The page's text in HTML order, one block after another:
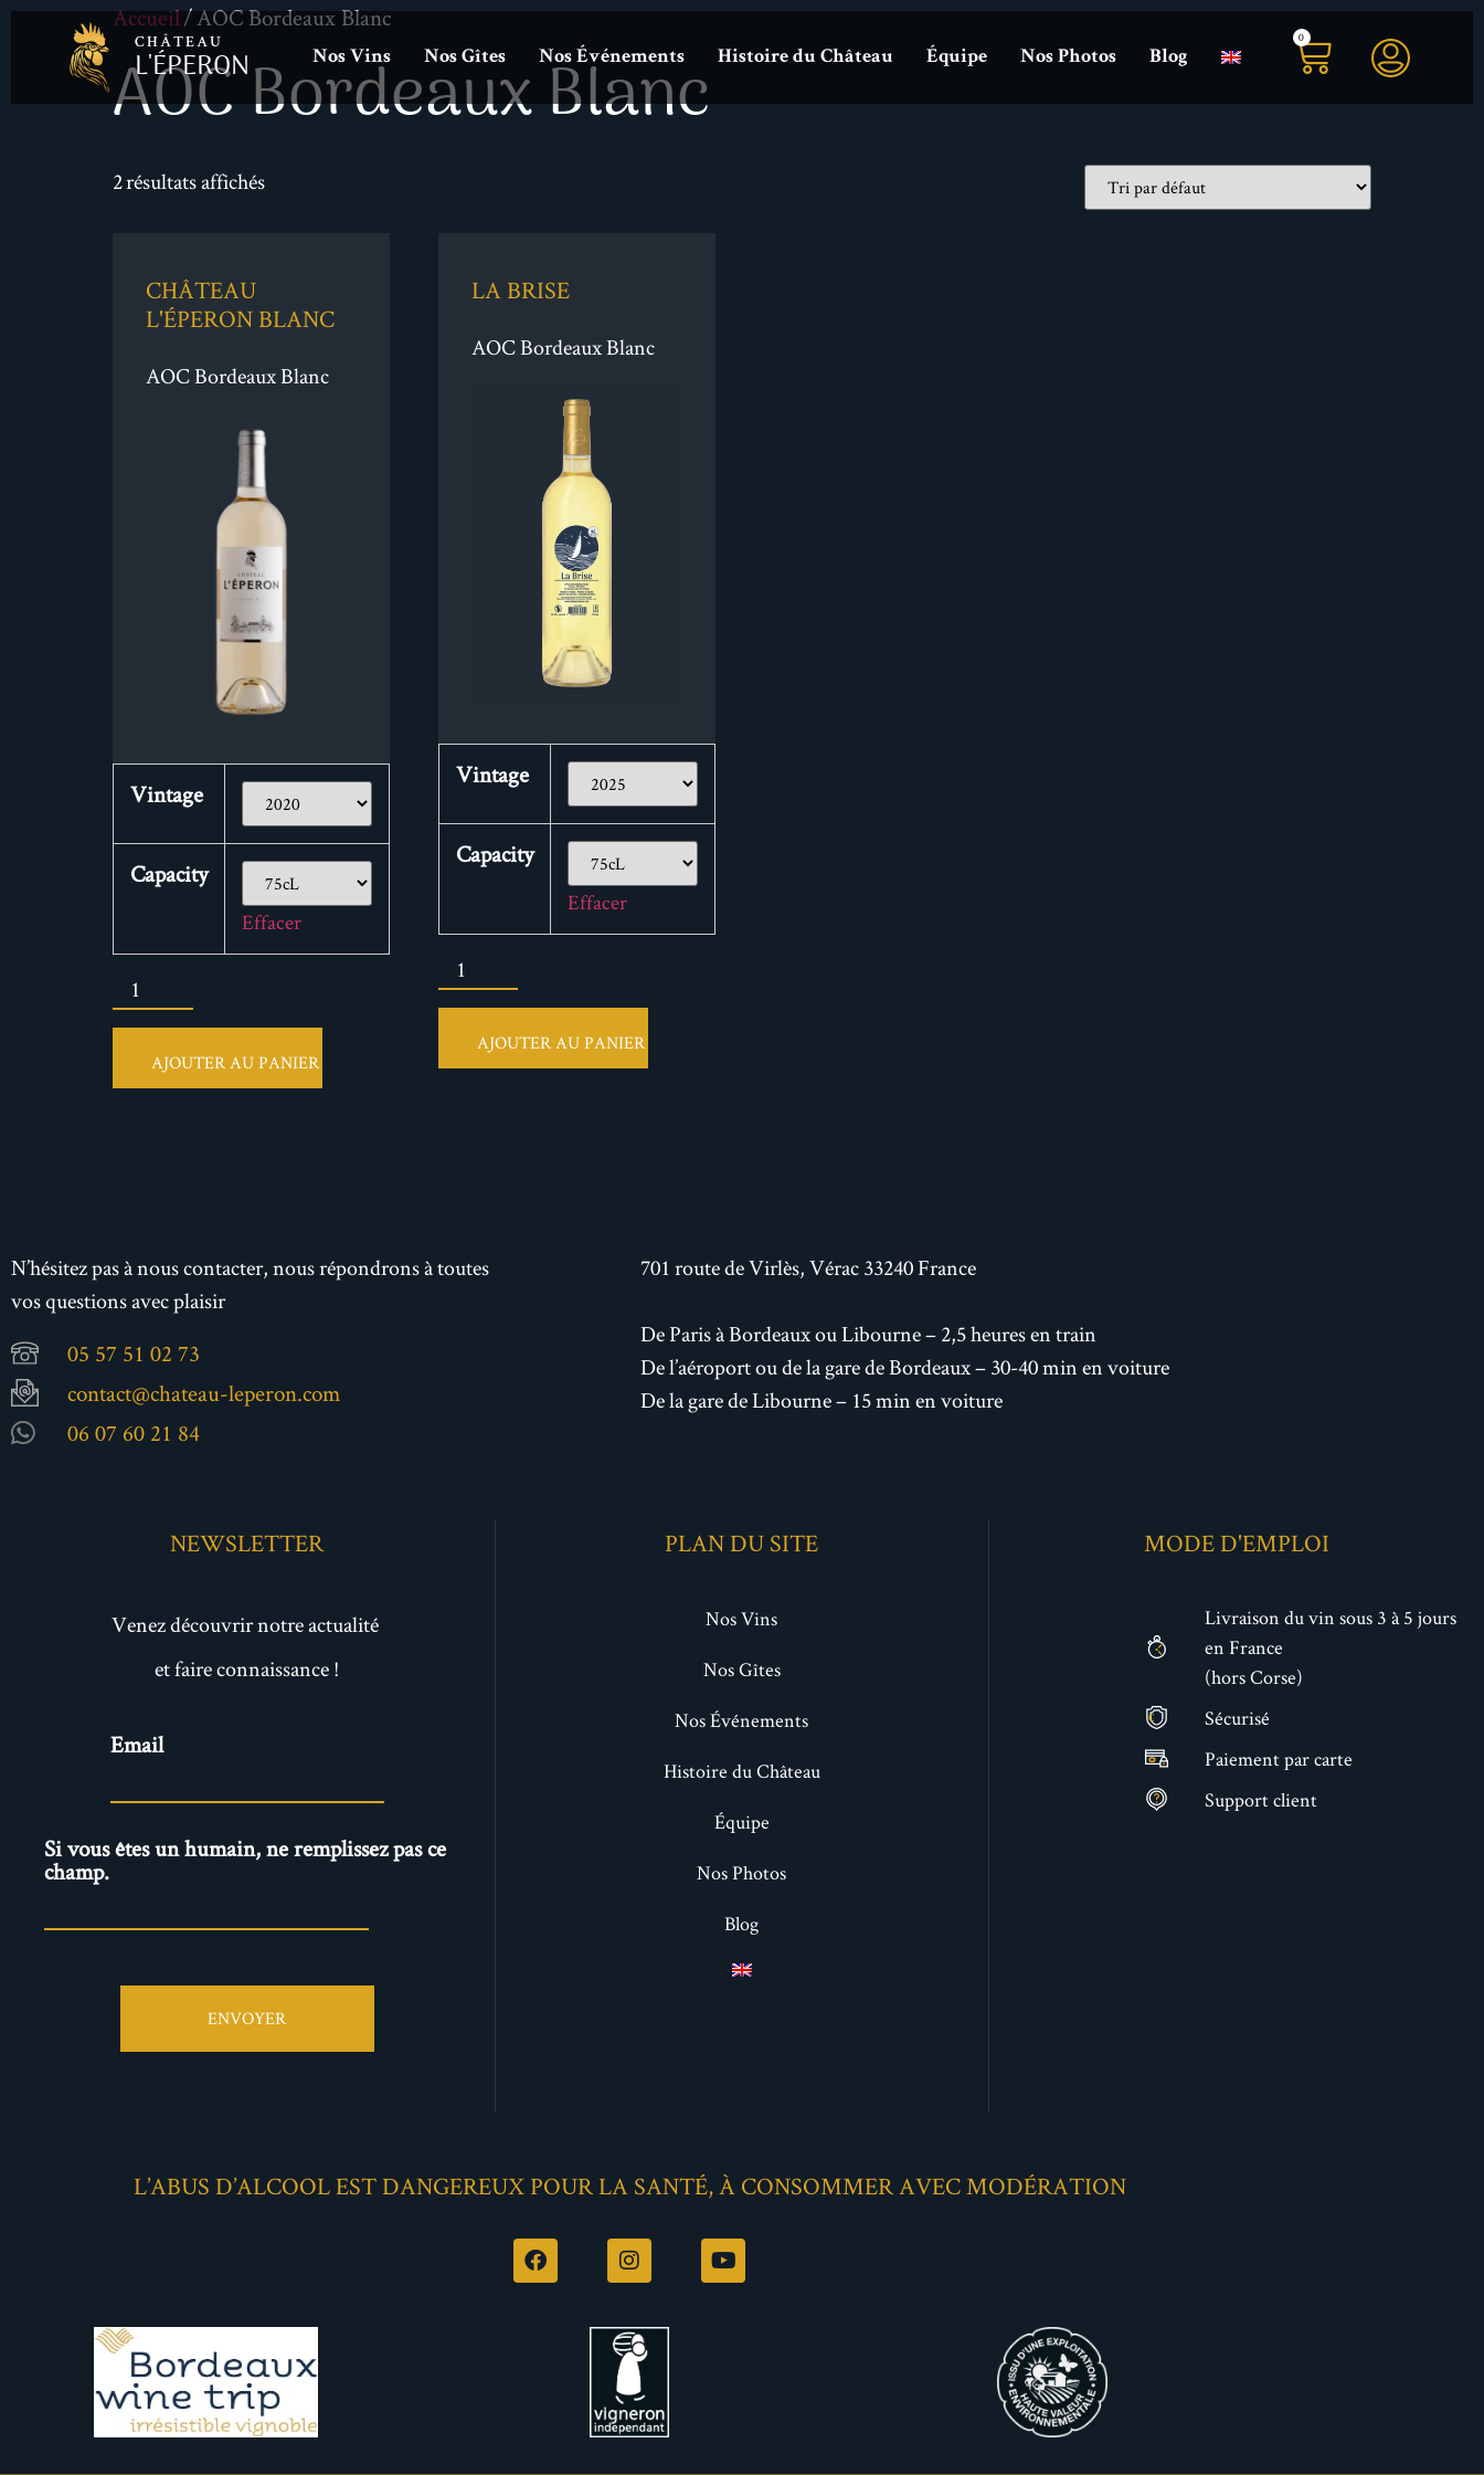
CHÂTEAU
L'ÉPERON Nos Vins Nos Gîtes Nos Événements Histoire du Château Équipe Nos Photos Blog
0
Accueil/ AOC Bordeaux Blanc
AOC Bordeaux Blanc
2 résultats affichés
CHÂTEAU
L'ÉPERON BLANC
AOC Bordeaux Blanc
Vintage
Capacity
Effacer
AJOUTER AU PANIER
LA BRISE
AOC Bordeaux Blanc
Vintage
Capacity
Effacer
AJOUTER AU PANIER
N’hésitez pas à nous contacter, nous répondrons à toutes
vos questions avec plaisir
05 57 51 02 73
contact@chateau-leperon.com
06 07 60 21 84
701 route de Virlès, Vérac 33240 France
De Paris à Bordeaux ou Libourne – 2,5 heures en train
De l’aéroport ou de la gare de Bordeaux – 30-40 min en voiture
De la gare de Libourne – 15 min en voiture
NEWSLETTER
Venez découvrir notre actualité
et faire connaissance !
Newsletter
Email
Si vous êtes un humain, ne remplissez pas ce
champ.
ENVOYER
PLAN DU SITE
Nos Vins
Nos Gîtes
Nos Événements
Histoire du Château
Équipe
Nos Photos
Blog
MODE D'EMPLOI
Livraison du vin sous 3 à 5 jours
en France
(hors Corse)
€
Sécurisé
Paiement par carte
Support client
L’ABUS D’ALCOOL EST DANGEREUX POUR LA SANTÉ, À CONSOMMER AVEC MODÉRATION